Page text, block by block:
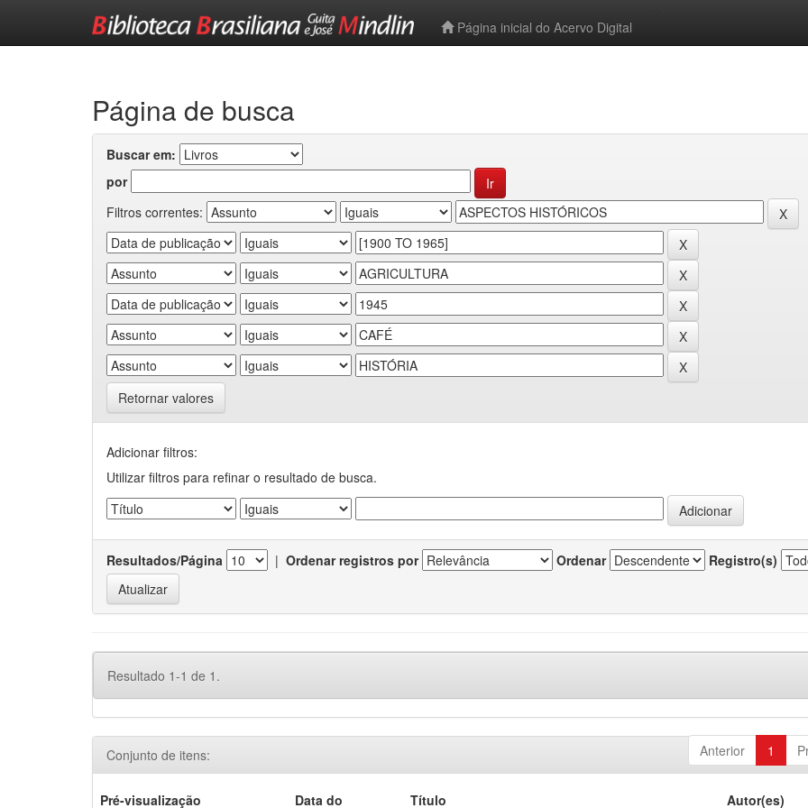
Página inicial do Acervo Digital
Página de busca
Buscar em:
por
Filtros correntes:
Retornar valores
Adicionar filtros:
Utilizar filtros para refinar o resultado de busca.
Resultados/Página | Ordenar registros por Ordenar Registro(s)
Resultado 1-1 de 1.
Anterior 1
Conjunto de itens:
Pré-visualização Data do Título Autor(es)